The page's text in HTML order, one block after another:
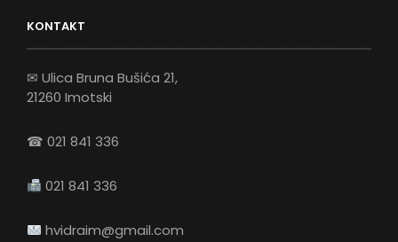
KONTAKT
✉ Ulica Bruna Bušića 21,
21260 Imotski
☎ 021 841 336
021 841 336
hvidraim@gmail.com